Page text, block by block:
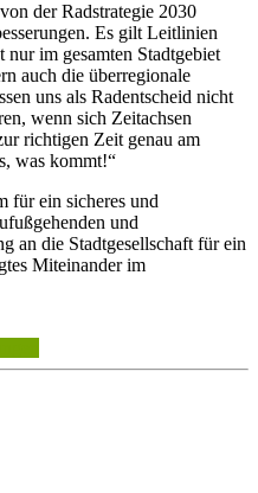
der Radstrategie 2030
Es gilt Leitlinien
im gesamten Stadtgebiet
auch die überregionale
uns als Radentscheid nicht
wenn sich Zeitachsen
richtigen Zeit genau am
was kommt!“
für ein sicheres und
und
an die Stadtgesellschaft für ein
Miteinander im